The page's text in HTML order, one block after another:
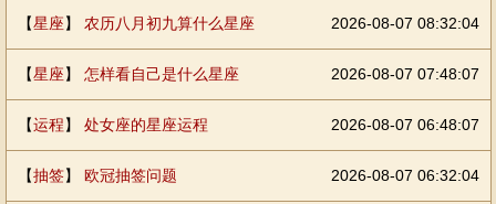
【星座】 农历八月初九算什么星座 2026-08-07 08:32:04
【星座】 怎样看自己是什么星座 2026-08-07 07:48:07
【运程】 处女座的星座运程 2026-08-07 06:48:07
【抽签】 欧冠抽签问题 2026-08-07 06:32:04